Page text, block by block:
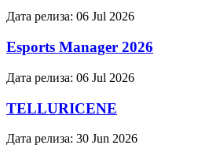
Дата релиза: 06 Jul 2026
Esports Manager 2026
Дата релиза: 06 Jul 2026
TELLURICENE
Дата релиза: 30 Jun 2026